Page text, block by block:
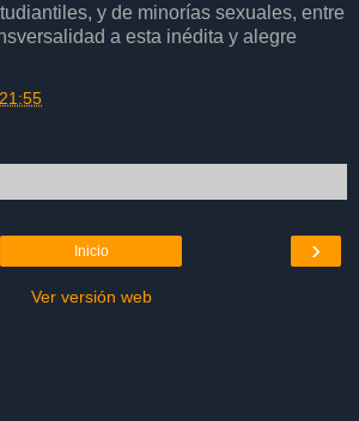
y de minorías sexuales, entre
a esta inédita y alegre
21:55
›
Inicio
Ver versión web